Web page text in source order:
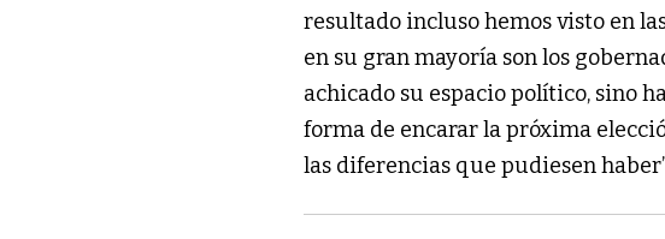
resultado incluso hemos visto en
en su gran mayoría son los
achicado su espacio político, sino
forma de encarar la próxima
las diferencias que pudiesen